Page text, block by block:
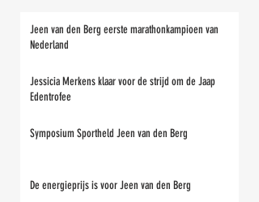
Jeen van den Berg eerste marathonkampioen van
Nederland
Jessicia Merkens klaar voor de strijd om de Jaap
Edentrofee
Symposium Sportheld Jeen van den Berg
De energieprijs is voor Jeen van den Berg